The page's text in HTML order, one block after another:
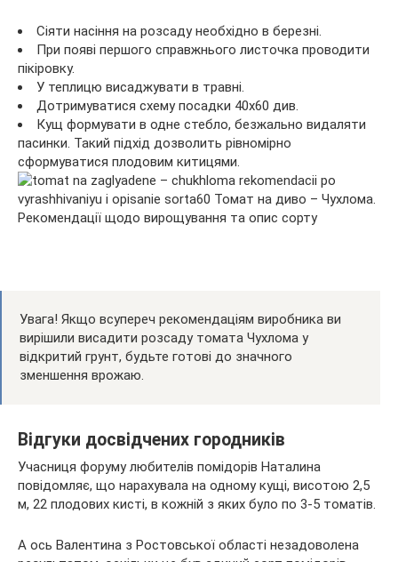
Сіяти насіння на розсаду необхідно в березні.
При появі першого справжнього листочка проводити
пікіровку.
У теплицю висаджувати в травні.
Дотримуватися схему посадки 40х60 див.
Кущ формувати в одне стебло, безжально видаляти
пасинки. Такий підхід дозволить рівномірно
сформуватися плодовим китицями.
Увага! Якщо всупереч рекомендаціям виробника ви
вирішили висадити розсаду томата Чухлома у
відкритий грунт, будьте готові до значного
зменшення врожаю.
Відгуки досвідчених городників
Учасниця форуму любителів помідорів Наталина
повідомляє, що нарахувала на одному кущі, висотою 2,5
м, 22 плодових кисті, в кожній з яких було по 3-5 томатів.
А ось Валентина з Ростовської області незадоволена